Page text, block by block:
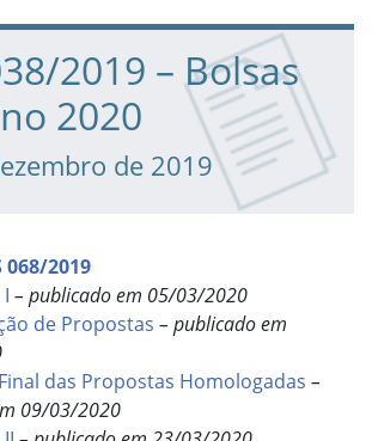
2019 – Bolsas
2020
de 2019
068/2019
– publicado em 05/03/2020
de Propostas – publicado em
das Propostas Homologadas –
09/03/2020